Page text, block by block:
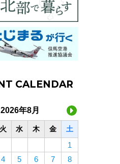
CALENDAR
2026年8月
火 水 木 金 土
1
4 5 6 7
8